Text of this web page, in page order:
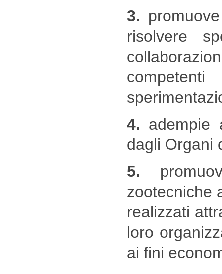
3.
risolvere
4. adempie
dagli Organi
5.
zootecniche
realizzati
loro
ai fini